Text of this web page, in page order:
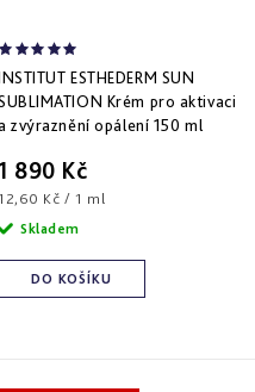
ESTHEDERM SUN
Krém pro aktivaci
zvýraznění opálení 150 ml
890 Kč
cena:
Kč / 1 ml
DO KOŠÍKU
Skladem